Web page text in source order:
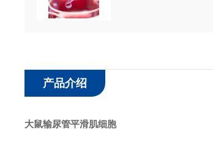
产品介绍
大鼠输尿管平滑肌细胞